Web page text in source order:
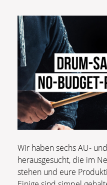
Wir haben sechs AU-
herausgesucht, die im
stehen und eure